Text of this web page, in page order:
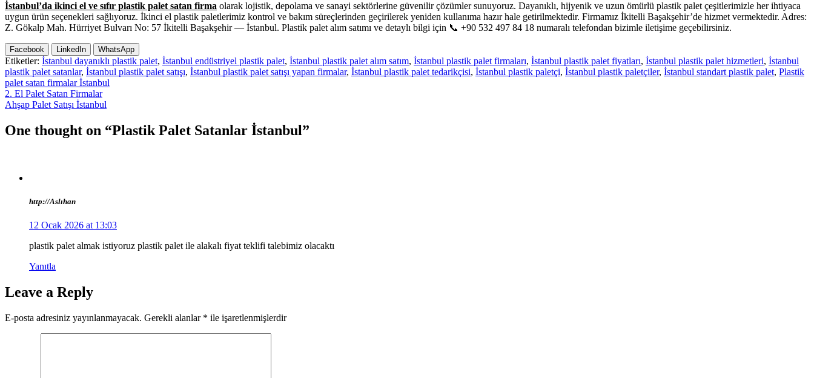
İstanbul’da ikinci el ve sıfır plastik palet satan firma olarak lojistik, depolama ve sanayi sektörlerine güvenilir çözümler sunuyoruz. Dayanıklı, hijyenik ve uzun ömürlü plastik palet çeşitlerimizle her ihtiyaca
uygun ürün seçenekleri sağlıyoruz. İkinci el plastik paletlerimiz kontrol ve bakım süreçlerinden geçirilerek yeniden kullanıma hazır hale getirilmektedir. Firmamız İkitelli Başakşehir’de hizmet vermektedir. Adres:
Z. Gökalp Mah. Hürriyet Bulvarı No: 57 İkitelli Başakşehir — İstanbul. Plastik palet alım satımı ve detaylı bilgi için 📞 +90 532 497 84 18 numaralı telefondan bizimle iletişime geçebilirsiniz.
Facebook LinkedIn WhatsApp
Etiketler: İstanbul dayanıklı plastik palet, İstanbul endüstriyel plastik palet, İstanbul plastik palet alım satım, İstanbul plastik palet firmaları, İstanbul plastik palet fiyatları, İstanbul plastik palet hizmetleri, İstanbul
plastik palet satanlar, İstanbul plastik palet satışı, İstanbul plastik palet satışı yapan firmalar, İstanbul plastik palet tedarikçisi, İstanbul plastik paletçi, İstanbul plastik paletçiler, İstanbul standart plastik palet, Plastik
palet satan firmalar İstanbul
Yazı
gezinmesi
2. El Palet Satan Firmalar
Ahşap Palet Satışı İstanbul
One thought on “Plastik Palet Satanlar İstanbul”
http://Aslıhan
12 Ocak 2026 at 13:03
plastik palet almak istiyoruz plastik palet ile alakalı fiyat teklifi talebimiz olacaktı
Yanıtla
Leave a Reply
E-posta adresiniz yayınlanmayacak. Gerekli alanlar * ile işaretlenmişlerdir